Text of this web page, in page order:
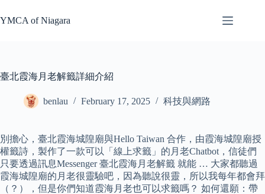
to
content
YMCA of Niagara
臺北霞海月老解籤詳細介紹
benlau February 17, 2025 科技與網路
別擔心，臺北霞海城隍廟與Hello Taiwan 合作，由霞海城隍廟授
權籤詩，製作了一款可以「線上求籤」的月老Chatbot，信徒們
只要透過訊息Messenger 臺北霞海月老解籤 就能 … 大家都聽過
霞海城隍廟的月老很靈驗吧，因為聽說很靈，所以我每年都會拜
（？），但是你們知道霞海月老也可以求籤嗎？ 如何還願：帶